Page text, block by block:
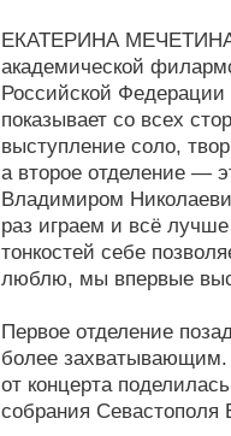
ЕКАТЕРИНА МЕЧЕТИНА,
академической
Российской Федерации
показывает со всех
выступление соло,
а второе отделение —
Владимиром
раз играем и всё
тонкостей себе
люблю, мы впервые
Первое отделение
более захватывающим.
от концерта
собрания Севастополя